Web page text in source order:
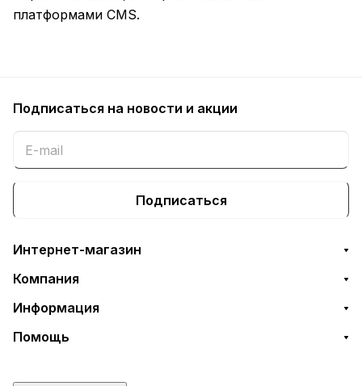
платформами CMS.
Подписаться на новости и акции
Подписаться
Интернет-магазин
Компания
Информация
Помощь